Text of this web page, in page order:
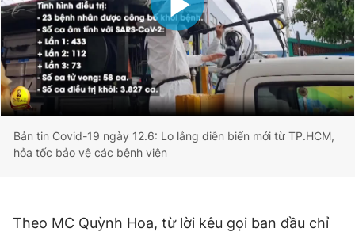
Bản tin Covid-19 ngày 12.6: Lo lắng diễn biến mới từ TP.HCM,
hỏa tốc bảo vệ các bệnh viện
Theo MC Quỳnh Hoa, từ lời kêu gọi ban đầu chỉ